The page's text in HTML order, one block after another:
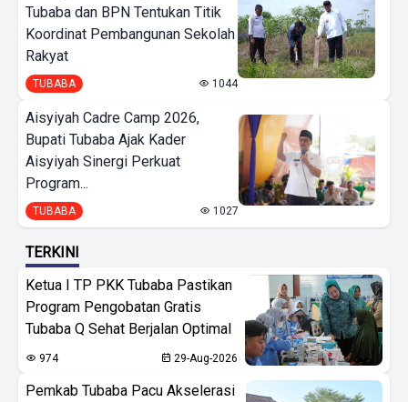
Tubaba dan BPN Tentukan Titik
Koordinat Pembangunan Sekolah
Rakyat
TUBABA 1044
Aisyiyah Cadre Camp 2026,
Bupati Tubaba Ajak Kader
Aisyiyah Sinergi Perkuat
Program...
TUBABA 1027
TERKINI
Ketua I TP PKK Tubaba Pastikan
Program Pengobatan Gratis
Tubaba Q Sehat Berjalan Optimal
974 29-Aug-2026
Pemkab Tubaba Pacu Akselerasi